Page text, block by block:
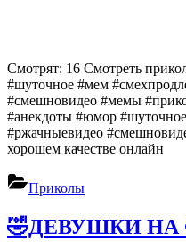
Смотрят: 16 Смотреть
#шуточное #мем
#смешновидео #мемы
#анекдоты #юмор
#ржачныевидео
хорошем качестве онлайн
Приколы
🤣ДЕВУШКИ НА